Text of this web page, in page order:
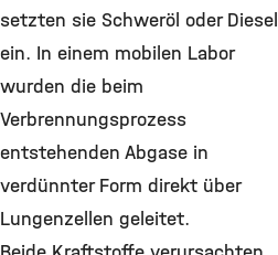
setzten sie Schweröl oder Diesel
ein. In einem mobilen Labor
wurden die beim
Verbrennungsprozess
entstehenden Abgase in
verdünnter Form direkt über
Lungenzellen geleitet.